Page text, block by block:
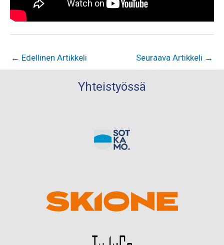
← Edellinen Artikkeli Seuraava Artikkeli →
Yhteistyössä